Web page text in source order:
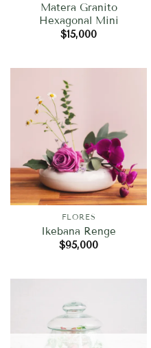
Matera Granito
Hexagonal Mini
$15,000
FLORES
Ikebana Renge
$95,000